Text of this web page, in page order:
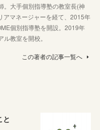
。大手個別指導塾の教室長(神
アマネージャーを経て、2015年
個別指導塾を開設。2019年
教室を開校。
この著者の記事一覧へ
と